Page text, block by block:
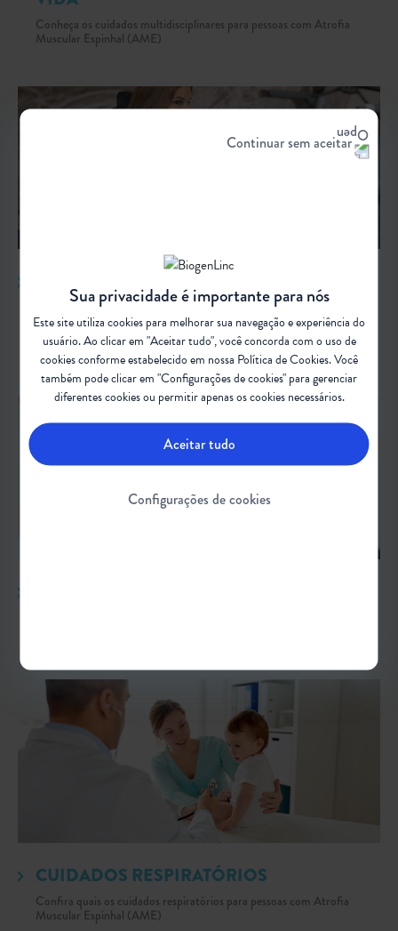
Sua privacidade é importante para nós
Este site utiliza cookies para melhorar sua navegação e experiência do
usuário. Ao clicar em "Aceitar tudo", você concorda com o uso de
cookies conforme estabelecido em nossa Política de Cookies. Você
também pode clicar em "Configurações de cookies" para gerenciar
diferentes cookies ou permitir apenas os cookies necessários.
Aceitar tudo
Configurações de cookies
Continuar sem aceitar
Conheça os cuidados multidisciplinares para pessoas com Atrofia
Muscular Espinhal (AME)
CUIDADOS MOTORES
Ententa quais os cuidados motores e ortopédicos para pessoas com
AME
CUIDADOS RESPIRATÓRIOS
Confira quais os cuidados respiratórios para pessoas com Atrofia
Muscular Espinhal (AME)